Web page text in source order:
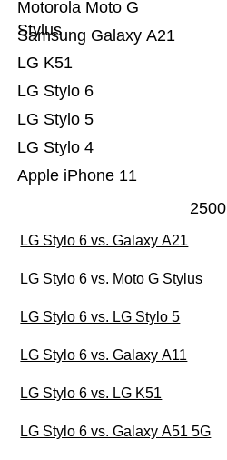
Apple iPhone 11
LG Stylo 4
LG Stylo 5
LG Stylo 6
LG K51
Samsung Galaxy A21
Motorola Moto G
Stylus
2500
LG Stylo 6 vs. Galaxy A21
LG Stylo 6 vs. Moto G Stylus
LG Stylo 6 vs. LG Stylo 5
LG Stylo 6 vs. Galaxy A11
LG Stylo 6 vs. LG K51
LG Stylo 6 vs. Galaxy A51 5G